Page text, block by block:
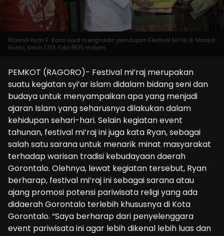
Wawali Ryan F. Kono saat menghadiri penutupan Festival Mi'raj di Masjid
Hunto, Senin (7/3, Foto PKP) malam.
PEMKOT (RAGORO)- Festival mi’raj merupakan
suatu kegiatan syi’ar islam didalam bidang seni dan
budaya untuk menyampaikan apa yang menjadi
ajaran Islam yang seharusnya dilakukan dalam
kehidupan sehari-hari. Selain kegiatan event
tahunan, festival mi’raj ini juga kata Ryan, sebagai
salah satu sarana untuk menarik minat masyarakat
terhadap warisan tradisi kebudayaan daerah
Gorontalo. Olehnya, lewat kegiatan tersebut, Ryan
berharap, festival mi’raj ini sebagai sarana atau
ajang promosi potensi pariwisata religi yang ada
didaerah Gorontalo terlebih khususnya di Kota
Gorontalo. “Saya berharap dari penyelenggara
event pariwisata ini agar lebih dikenal lebih luas dan